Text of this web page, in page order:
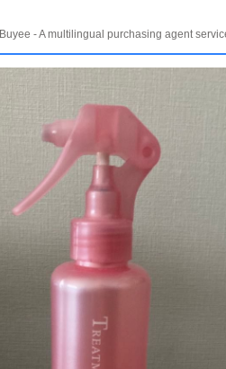
Buyee - A multilingual purchasing agent